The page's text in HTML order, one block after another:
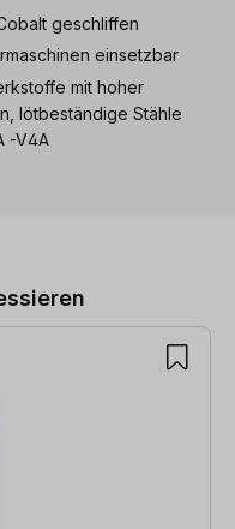
geschliffen
einsetzbar
mit hoher
lötbeständige Stähle
-V4A